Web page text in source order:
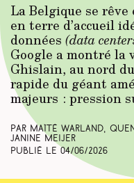
La Belgique se
en terre d’accueil
données (data
Google a montré la
Ghislain, au nord
rapide du géant
majeurs : pression
Par Maïté Warland,
Janine Meijer
Publié le 04/06/2026